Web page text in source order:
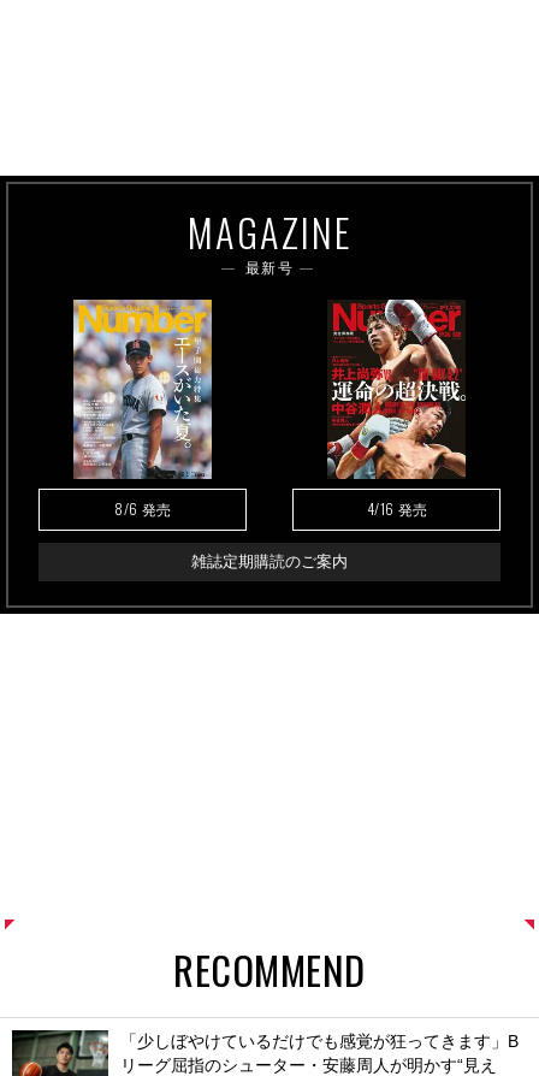
MAGAZINE
最新号
8/6 発売 4/16 発売
雑誌定期購読のご案内
RECOMMEND
「少しぼやけているだけでも感覚が狂ってきます」B
リーグ屈指のシューター・安藤周人が明かす“見え